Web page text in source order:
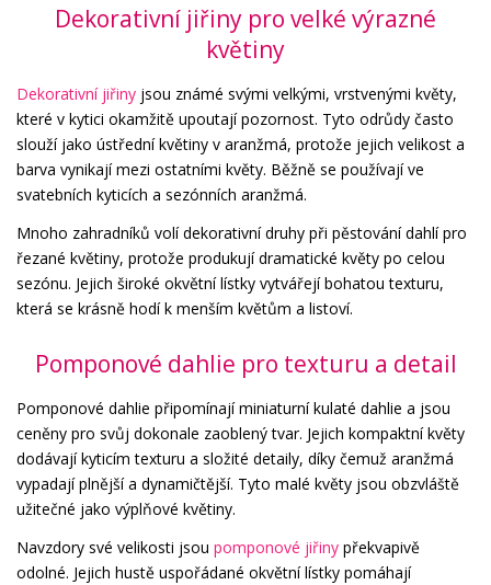
Dekorativní jiřiny pro velké výrazné
květiny
Dekorativní jiřiny jsou známé svými velkými, vrstvenými květy,
které v kytici okamžitě upoutají pozornost. Tyto odrůdy často
slouží jako ústřední květiny v aranžmá, protože jejich velikost a
barva vynikají mezi ostatními květy. Běžně se používají ve
svatebních kyticích a sezónních aranžmá.
Mnoho zahradníků volí dekorativní druhy při pěstování dahlí pro
řezané květiny, protože produkují dramatické květy po celou
sezónu. Jejich široké okvětní lístky vytvářejí bohatou texturu,
která se krásně hodí k menším květům a listoví.
Pomponové dahlie pro texturu a detail
Pomponové dahlie připomínají miniaturní kulaté dahlie a jsou
ceněny pro svůj dokonale zaoblený tvar. Jejich kompaktní květy
dodávají kyticím texturu a složité detaily, díky čemuž aranžmá
vypadají plnější a dynamičtější. Tyto malé květy jsou obzvláště
užitečné jako výplňové květiny.
Navzdory své velikosti jsou pomponové jiřiny překvapivě
odolné. Jejich hustě uspořádané okvětní lístky pomáhají